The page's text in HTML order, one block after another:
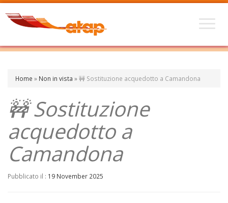
Home » Non in vista »🚧 Sostituzione acquedotto a Camandona
🚧 Sostituzione
acquedotto a
Camandona
Pubblicato il : 19 November 2025